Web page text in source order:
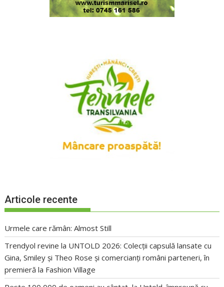
Articole recente
Urmele care rămân: Almost Still
Trendyol revine la UNTOLD 2026: Colecții capsulă lansate cu
Gina, Smiley și Theo Rose și comercianți români parteneri, în
premieră la Fashion Village